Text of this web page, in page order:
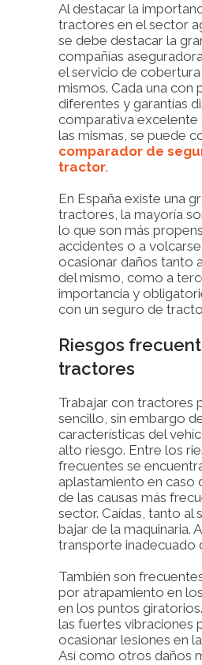
Al destacar la
tractores en el sector
se debe destacar la
compañías
el servicio de
mismos. Cada una con
diferentes y garantías
comparativa
las mismas, se puede
comparador de
tractor.
En España existe una
tractores, la mayoría
lo que son más
accidentes o a
ocasionar daños tanto
del mismo, como a
importancia y
con un seguro de
Riesgos
tractores
Trabajar con tractores
sencillo, sin embargo
características del
alto riesgo. Entre los
frecuentes se
aplastamiento en caso
de las causas más
sector. Caídas, tanto al
bajar de la maquinaria.
transporte inadecuado
También son
por atrapamiento en
en los puntos
las fuertes vibraciones
ocasionar lesiones en
Así como otros daños